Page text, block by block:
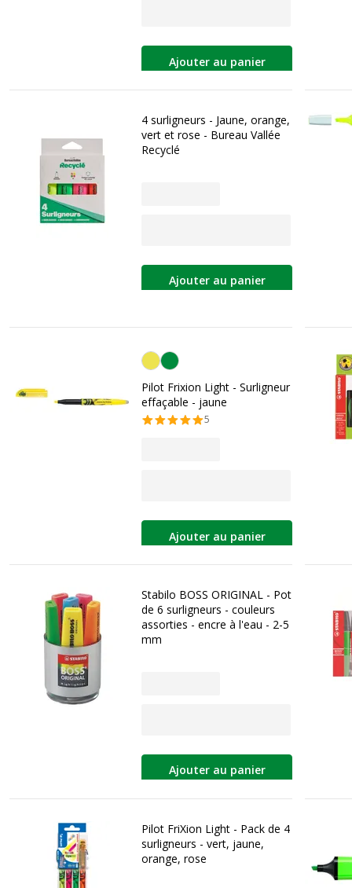
Ajouter au panier
4 surligneurs - Jaune, orange,
vert et rose - Bureau Vallée
Recyclé
Ajouter au panier
Jaune
Pilot Frixion Light - Surligneur
effaçable - jaune
5
Ajouter au panier
Stabilo BOSS ORIGINAL - Pot
de 6 surligneurs - couleurs
assorties - encre à l'eau - 2-5
mm
Ajouter au panier
Pilot FriXion Light - Pack de 4
surligneurs - vert, jaune,
orange, rose